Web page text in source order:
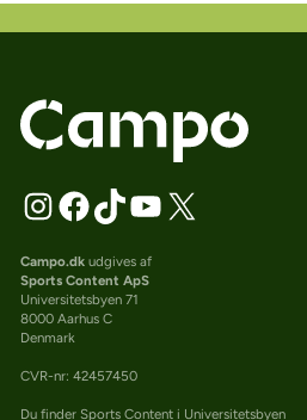
Campo.dkudgives af
Sports Content ApS
Universitetsbyen 71
8000 Aarhus C
Denmark
CVR-nr: 42457450
Du finder Sports Content i Universitetsbyen